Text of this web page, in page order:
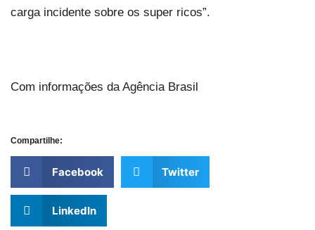
carga incidente sobre os super ricos”.
Com informações da Agência Brasil
Compartilhe:
Facebook Twitter
LinkedIn